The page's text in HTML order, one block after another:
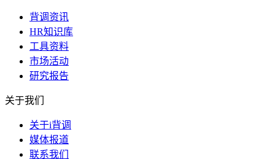
背调资讯
HR知识库
工具资料
市场活动
研究报告
关于我们
关于i背调
媒体报道
联系我们